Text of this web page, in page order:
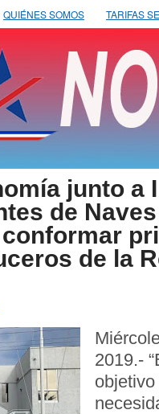
QUIÉNES SOMOS TARIFAS
junto a
de
de la
2019.-